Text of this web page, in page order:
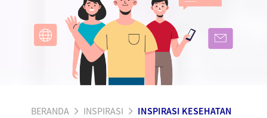
BERANDA INSPIRASI INSPIRASI KESEHATAN